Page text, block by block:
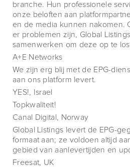
branche. Hun professionele
onze beloften aan
en de media kunnen nakomen.
er problemen zijn, Global
samenwerken om deze op te
A+E Networks
We zijn erg blij met de EPG-
aan ons platform levert.
YES!, Israel
Topkwaliteit!
Canal Digital, Norway
Global Listings levert de EPG-
formaat aan; ze voldoen altijd
gebied van aanlevertijden en
Freesat, UK